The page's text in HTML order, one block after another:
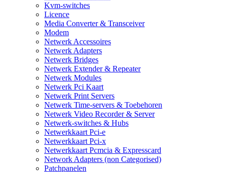
Kvm-switches
Licence
Media Converter & Transceiver
Modem
Netwerk Accessoires
Netwerk Adapters
Netwerk Bridges
Netwerk Extender & Repeater
Netwerk Modules
Netwerk Pci Kaart
Netwerk Print Servers
Netwerk Time-servers & Toebehoren
Netwerk Video Recorder & Server
Netwerk-switches & Hubs
Netwerkkaart Pci-e
Netwerkkaart Pci-x
Netwerkkaart Pcmcia & Expresscard
Network Adapters (non Categorised)
Patchpanelen